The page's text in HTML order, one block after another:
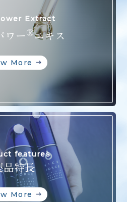
Extract
ワー®︎エキス
More
features
品特長
More